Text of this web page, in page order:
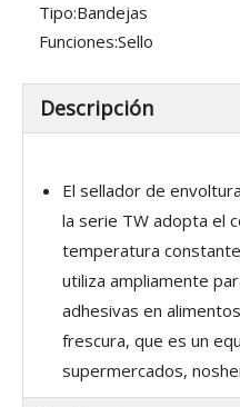
Tipo:Bandejas
Funciones:Sello
Descripción
El sellador de
la serie TW adopta el
temperatura
utiliza ampliamente
adhesivas en
frescura, que es un
supermercados,